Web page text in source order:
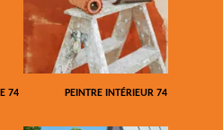
74 PEINTRE INTÉRIEUR 74